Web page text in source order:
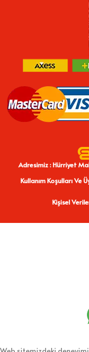
Adresimiz : Hürriyet
Kullanım Koşulları Ve
Kişisel